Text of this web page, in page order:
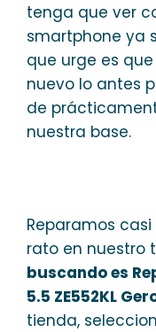
tenga que ver
smartphone ya
que urge es
nuevo lo antes
de
nuestra base.
Reparamos
rato en nuestro
buscando es
5.5 ZE552KL
tienda,